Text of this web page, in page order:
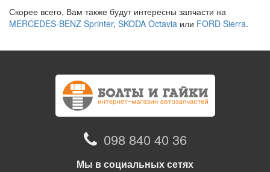
Скорее всего, Вам также будут интересны запчасти на
MERCEDES-BENZ Sprinter, SKODA Octavia или FORD Sierra.
098 840 40 36
Мы в социальных сетях